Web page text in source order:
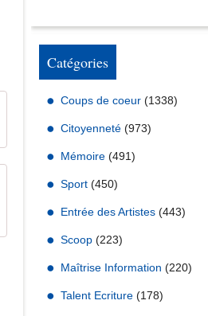
Catégories
Coups de coeur (1338)
Citoyenneté (973)
Mémoire (491)
Sport (450)
Entrée des Artistes (443)
Scoop (223)
Maîtrise Information (220)
Talent Ecriture (178)